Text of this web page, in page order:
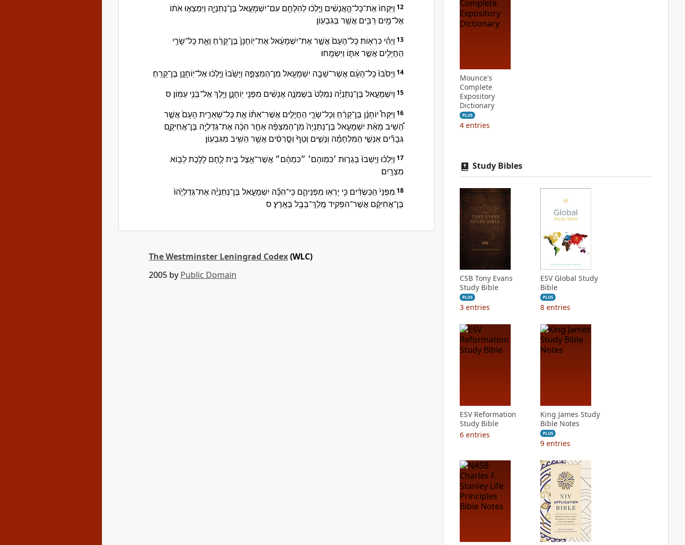
12 וַיִּקְחוּ֙ אֶת־כָּל־הָ֣אֲנָשִׁ֔ים וַיֵּ֣לְכ֔וּ לְהִלָּחֵ֖ם עִם־יִשְׁמָעֵ֣אל בֶּן־נְתַנְיָ֑ה וַיִּמְצְא֣וּ אֹת֔וֹ
אֶל־מַ֥יִם רַבִּ֖ים אֲשֶׁ֥ר בְּגִבְעֽוֹן׃
13 וַיְהִ֗י כִּרְא֤וֹת כָּל־הָעָם֙ אֲשֶׁ֣ר אֶת־יִשְׁמָעֵ֔אל אֶת־יֽוֹחָנָן֙ בֶּן־קָרֵ֔חַ וְאֵ֛ת כָּל־שָׂרֵ֥י
הַחֲיָלִ֖ים אֲשֶׁ֣ר אִתּ֑וֹ וַיִּשְׂמָֽחוּ׃
14 וַיָּסֹ֙בּוּ֙ כָּל־הָעָ֔ם אֲשֶׁר־שָׁבָ֥ה יִשְׁמָעֵ֖אל מִן־הַמִּצְפָּ֑ה וַיָּשֻׁ֙בוּ֙ וַיֵּ֣לְכ֔וּ אֶל־יֽוֹחָנָ֖ן בֶּן־קָרֵֽחַ׃
15 וְיִשְׁמָעֵ֣אל בֶּן־נְתַנְיָ֗ה נִמְלַט֙ בִּשְׁמֹנָ֣ה אֲנָשִׁ֔ים מִפְּנֵ֖י יֽוֹחָנָ֑ן וַיֵּ֖לֶךְ אֶל־בְּנֵ֥י עַמּֽוֹן׃ ס
16 וַיִּקַּח֩ יוֹחָנָ֨ן בֶּן־קָרֵ֜חַ וְכָל־שָׂרֵ֧י הַחֲיָלִ֣ים אֲשֶׁר־אִתּ֗וֹ אֵ֣ת כָּל־שְׁאֵרִ֤ית הָעָם֙ אֲשֶׁ֣ר
הֵ֠שִׁיב מֵאֵ֨ת יִשְׁמָעֵ֤אל בֶּן־נְתַנְיָה֙ מִן־הַמִּצְפָּ֔ה אַחַ֣ר הִכָּ֔ה אֶת־גְּדַלְיָ֖ה בֶּן־אֲחִיקָ֑ם
גְּבָרִ֞ים אַנְשֵׁ֣י הַמִּלְחָמָ֗ה וְנָשִׁ֤ים וְטַף֙ וְסָ֣רִסִ֔ים אֲשֶׁ֥ר הֵשִׁ֖יב מִגִּבְעֽוֹן׃
17 וַיֵּלְכ֗וּ וַיֵּֽשְׁבוּ֙ בְּגֵר֣וּת ׳כִּמְוהָם׳ ״כִּמְהָ֔ם״ אֲשֶׁר־אֵ֖צֶל בֵּ֣ית לָ֑חֶם לָלֶ֖כֶת לָב֥וֹא
מִצְרָֽיִם׃
18 מִפְּנֵי֙ הַכַּשְׂדִּ֔ים כִּ֥י יָרְא֖וּ מִפְּנֵיהֶ֑ם כִּֽי־הִכָּ֞ה יִשְׁמָעֵ֣אל בֶּן־נְתַנְיָ֗ה אֶת־גְּדַלְיָ֙הוּ֙
בֶּן־אֲחִיקָ֔ם אֲשֶׁר־הִפְקִ֥יד מֶֽלֶךְ־בָּבֶ֖ל בָּאָֽרֶץ׃ ס
The Westminster Leningrad Codex(WLC)
2005 by Public Domain
Mounce's
Complete
Expository
Dictionary
PLUS
4 entries
Study Bibles
CSB Tony Evans
Study Bible
PLUS
3 entries
ESV Global Study
Bible
PLUS
8 entries
ESV Reformation
Study Bible
6 entries
King James Study
Bible Notes
PLUS
9 entries